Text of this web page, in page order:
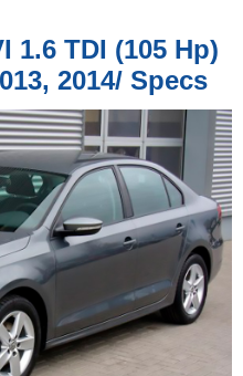
1.6 TDI (105 Hp)
2014/ Specs